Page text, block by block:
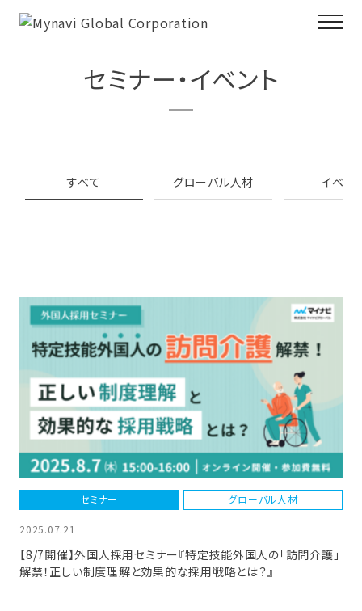
セミナー・イベント
すべて グローバル人材 イベン
セミナー グローバル人材
2025.07.21
【8/7開催】外国人採用セミナー『特定技能外国人の「訪問介護」
解禁！正しい制度理解と効果的な採用戦略とは？』